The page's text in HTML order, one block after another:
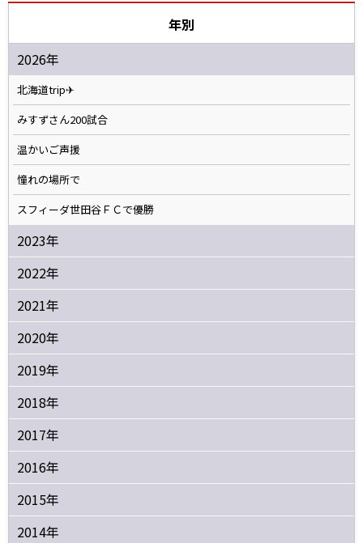
年別
2026年
北海道trip✈
みすずさん200試合
温かいご声援
憧れの場所で
スフィーダ世田谷ＦＣで優勝
2023年
2022年
2021年
2020年
2019年
2018年
2017年
2016年
2015年
2014年